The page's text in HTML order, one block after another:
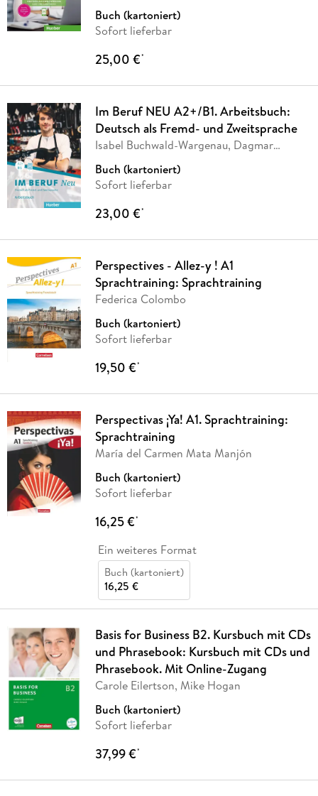
Buch (kartoniert)
Sofort lieferbar
25,00 €*
Im Beruf NEU A2+/B1. Arbeitsbuch:
Deutsch als Fremd- und Zweitsprache
Isabel Buchwald-Wargenau, Dagmar
Buch (kartoniert)
Sofort lieferbar
23,00 €*
Perspectives - Allez-y ! A1
Sprachtraining: Sprachtraining
Federica Colombo
Buch (kartoniert)
Sofort lieferbar
19,50 €*
Perspectivas ¡Ya! A1. Sprachtraining:
Sprachtraining
María del Carmen Mata Manjón
Buch (kartoniert)
Sofort lieferbar
16,25 €*
Ein weiteres Format
Buch (kartoniert)
16,25 €
Basis for Business B2. Kursbuch mit CDs
und Phrasebook: Kursbuch mit CDs und
Phrasebook. Mit Online-Zugang
Carole Eilertson, Mike Hogan
Buch (kartoniert)
Sofort lieferbar
37,99 €*